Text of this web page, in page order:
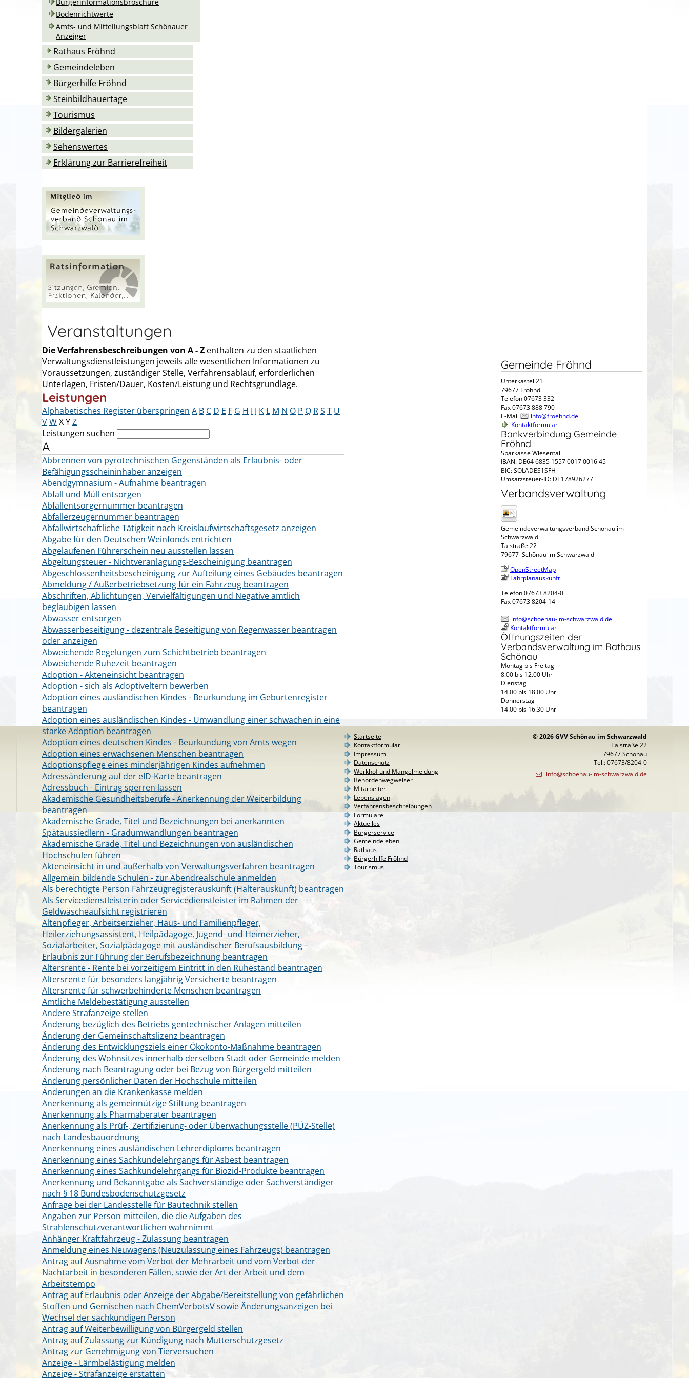
Bodenrichtwerte
Amts- und Mitteilungsblatt Schönauer
Anzeiger
Rathaus Fröhnd
Gemeindeleben
Bürgerhilfe Fröhnd
Steinbildhauertage
Tourismus
Bildergalerien
Sehenswertes
Erklärung zur Barrierefreiheit
Veranstaltungen
Die Verfahrensbeschreibungen von A - Z enthalten zu den staatlichen
Verwaltungsdienstleistungen jeweils alle wesentlichen Informationen zu
Voraussetzungen, zuständiger Stelle, Verfahrensablauf, erforderlichen
Unterlagen, Fristen/Dauer, Kosten/Leistung und Rechtsgrundlage.
Leistungen
Alphabetisches Register überspringen A B C D E F G H I J K L M N O P Q RS T U
VWXYZ
Leistungen suchen
A
Abbrennen von pyrotechnischen Gegenständen als Erlaubnis- oder
Befähigungsscheininhaber anzeigen
Abendgymnasium - Aufnahme beantragen
Abfall und Müll entsorgen
Abfallentsorgernummer beantragen
Abfallerzeugernummer beantragen
Abfallwirtschaftliche Tätigkeit nach Kreislaufwirtschaftsgesetz anzeigen
Abgabe für den Deutschen Weinfonds entrichten
Abgelaufenen Führerschein neu ausstellen lassen
Abgeltungsteuer - Nichtveranlagungs-Bescheinigung beantragen
Abgeschlossenheitsbescheinigung zur Aufteilung eines Gebäudes beantragen
Abmeldung / Außerbetriebsetzung für ein Fahrzeug beantragen
Abschriften, Ablichtungen, Vervielfältigungen und Negative amtlich
beglaubigen lassen
Abwasser entsorgen
Abwasserbeseitigung - dezentrale Beseitigung von Regenwasser beantragen
oder anzeigen
Abweichende Regelungen zum Schichtbetrieb beantragen
Abweichende Ruhezeit beantragen
Adoption - Akteneinsicht beantragen
Adoption - sich als Adoptiveltern bewerben
Adoption eines ausländischen Kindes - Beurkundung im Geburtenregister
beantragen
Adoption eines ausländischen Kindes - Umwandlung einer schwachen in eine
starke Adoption beantragen
Adoption eines deutschen Kindes - Beurkundung von Amts wegen
Adoption eines erwachsenen Menschen beantragen
Adoptionspflege eines minderjährigen Kindes aufnehmen
Adressänderung auf der eID-Karte beantragen
Adressbuch - Eintrag sperren lassen
Akademische Gesundheitsberufe - Anerkennung der Weiterbildung
beantragen
Akademische Grade, Titel und Bezeichnungen bei anerkannten
Spätaussiedlern - Gradumwandlungen beantragen
Akademische Grade, Titel und Bezeichnungen von ausländischen
Hochschulen führen
Akteneinsicht in und außerhalb von Verwaltungsverfahren beantragen
Allgemein bildende Schulen - zur Abendrealschule anmelden
Als berechtigte Person Fahrzeugregisterauskunft (Halterauskunft) beantragen
Als Servicedienstleisterin oder Servicedienstleister im Rahmen der
Geldwäscheaufsicht registrieren
Altenpfleger, Arbeitserzieher, Haus- und Familienpfleger,
Heilerziehungsassistent, Heilpädagoge, Jugend- und Heimerzieher,
Sozialarbeiter, Sozialpädagoge mit ausländischer Berufsausbildung –
Erlaubnis zur Führung der Berufsbezeichnung beantragen
Altersrente - Rente bei vorzeitigem Eintritt in den Ruhestand beantragen
Altersrente für besonders langjährig Versicherte beantragen
Altersrente für schwerbehinderte Menschen beantragen
Amtliche Meldebestätigung ausstellen
Andere Strafanzeige stellen
Änderung bezüglich des Betriebs gentechnischer Anlagen mitteilen
Änderung der Gemeinschaftslizenz beantragen
Änderung des Entwicklungsziels einer Ökokonto-Maßnahme beantragen
Änderung des Wohnsitzes innerhalb derselben Stadt oder Gemeinde melden
Änderung nach Beantragung oder bei Bezug von Bürgergeld mitteilen
Änderung persönlicher Daten der Hochschule mitteilen
Änderungen an die Krankenkasse melden
Anerkennung als gemeinnützige Stiftung beantragen
Anerkennung als Pharmaberater beantragen
Anerkennung als Prüf-, Zertifizierung- oder Überwachungsstelle (PÜZ-Stelle)
nach Landesbauordnung
Anerkennung eines ausländischen Lehrerdiploms beantragen
Anerkennung eines Sachkundelehrgangs für Asbest beantragen
Anerkennung eines Sachkundelehrgangs für Biozid-Produkte beantragen
Anerkennung und Bekanntgabe als Sachverständige oder Sachverständiger
nach § 18 Bundesbodenschutzgesetz
Anfrage bei der Landesstelle für Bautechnik stellen
Angaben zur Person mitteilen, die die Aufgaben des
Strahlenschutzverantwortlichen wahrnimmt
Anhänger Kraftfahrzeug - Zulassung beantragen
Anmeldung eines Neuwagens (Neuzulassung eines Fahrzeugs) beantragen
Antrag auf Ausnahme vom Verbot der Mehrarbeit und vom Verbot der
Nachtarbeit in besonderen Fällen, sowie der Art der Arbeit und dem
Arbeitstempo
Antrag auf Erlaubnis oder Anzeige der Abgabe/Bereitstellung von gefährlichen
Stoffen und Gemischen nach ChemVerbotsV sowie Änderungsanzeigen bei
Wechsel der sachkundigen Person
Antrag auf Weiterbewilligung von Bürgergeld stellen
Antrag auf Zulassung zur Kündigung nach Mutterschutzgesetz
Antrag zur Genehmigung von Tierversuchen
Anzeige - Lärmbelästigung melden
Anzeige - Strafanzeige erstatten
Gemeinde Fröhnd
Unterkastel 21
79677 Fröhnd
Telefon 07673 332
Fax 07673 888 790
E-Mail
info@froehnd.de
Kontaktformular
Bankverbindung Gemeinde
Fröhnd
Sparkasse Wiesental
IBAN: DE64 6835 1557 0017 0016 45
BIC: SOLADES1SFH
Umsatzsteuer-ID: DE178926277
Verbandsverwaltung
Gemeindeverwaltungsverband Schönau im
Schwarzwald
Talstraße 22
79677 Schönau im Schwarzwald
OpenStreetMap
Fahrplanauskunft
Telefon07673 8204-0
Fax07673 8204-14
info@schoenau-im-schwarzwald.de
Kontaktformular
Öffnungszeiten der
Verbandsverwaltung im Rathaus
Schönau
Montag bis Freitag
8.00 bis 12.00 Uhr
Dienstag
14.00 bis 18.00 Uhr
Donnerstag
14.00 bis 16.30 Uhr
Startseite
Kontaktformular
Impressum
Datenschutz
Werkhof und Mängelmeldung
Behördenwegweiser
Mitarbeiter
Lebenslagen
Verfahrensbeschreibungen
Formulare
Aktuelles
Bürgerservice
Gemeindeleben
Rathaus
Bürgerhilfe Fröhnd
Tourismus
© 2026 GVV Schönau im Schwarzwald
Talstraße 22
79677 Schönau
Tel.: 07673/8204-0
info@schoenau-im-schwarzwald.de